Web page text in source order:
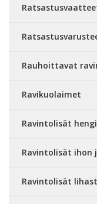
Rauhoittavat
Ravikuolaimet
Ravintolisät
Ravintolisät ihon
Ravintolisät